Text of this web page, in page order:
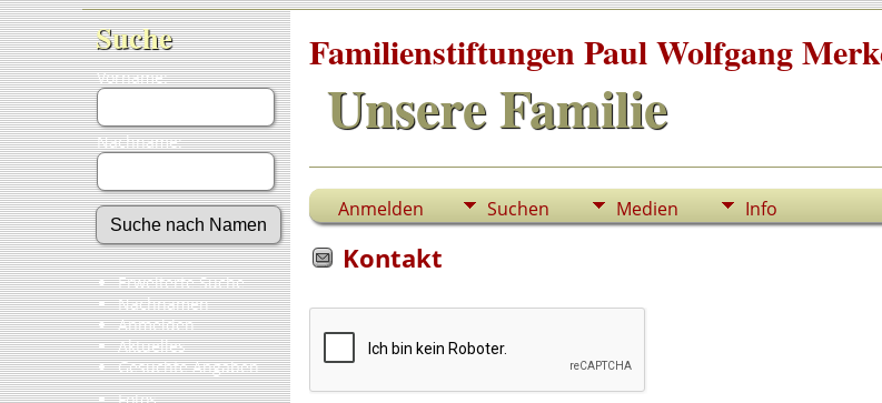
Suche
Vorname:
Nachname:
Erweiterte Suche
Nachnamen
Anmelden
Aktuelles
Gesuchte Angaben
Familienstiftungen Paul Wolfgang
Unsere Familie
Anmelden Suchen Medien Info
Kontakt